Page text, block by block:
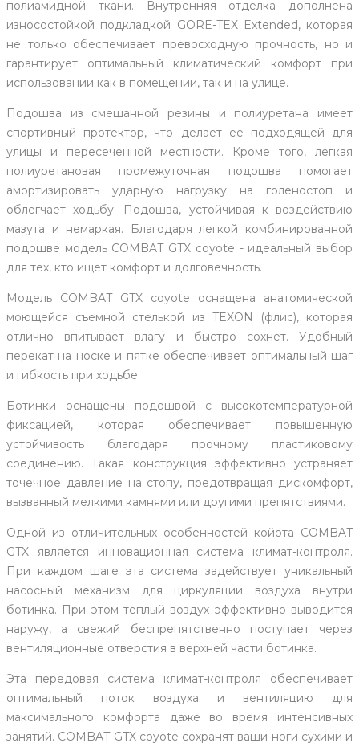
полиамидной ткани. Внутренняя отделка дополнена
износостойкой подкладкой GORE-TEX Extended, которая
не только обеспечивает превосходную прочность, но и
гарантирует оптимальный климатический комфорт при
использовании как в помещении, так и на улице.
Подошва из смешанной резины и полиуретана имеет
спортивный протектор, что делает ее подходящей для
улицы и пересеченной местности. Кроме того, легкая
полиуретановая промежуточная подошва помогает
амортизировать ударную нагрузку на голеностоп и
облегчает ходьбу. Подошва, устойчивая к воздействию
мазута и немаркая. Благодаря легкой комбинированной
подошве модель COMBAT GTX coyote - идеальный выбор
для тех, кто ищет комфорт и долговечность.
Модель COMBAT GTX coyote оснащена анатомической
моющейся съемной стелькой из TEXON (флис), которая
отлично впитывает влагу и быстро сохнет. Удобный
перекат на носке и пятке обеспечивает оптимальный шаг
и гибкость при ходьбе.
Ботинки оснащены подошвой с высокотемпературной
фиксацией, которая обеспечивает повышенную
устойчивость благодаря прочному пластиковому
соединению. Такая конструкция эффективно устраняет
точечное давление на стопу, предотвращая дискомфорт,
вызванный мелкими камнями или другими препятствиями.
Одной из отличительных особенностей койота COMBAT
GTX является инновационная система климат-контроля.
При каждом шаге эта система задействует уникальный
насосный механизм для циркуляции воздуха внутри
ботинка. При этом теплый воздух эффективно выводится
наружу, а свежий беспрепятственно поступает через
вентиляционные отверстия в верхней части ботинка.
Эта передовая система климат-контроля обеспечивает
оптимальный поток воздуха и вентиляцию для
максимального комфорта даже во время интенсивных
занятий. COMBAT GTX coyote сохранят ваши ноги сухими и